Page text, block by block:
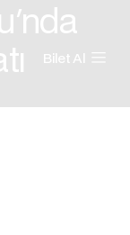
Bilet Al